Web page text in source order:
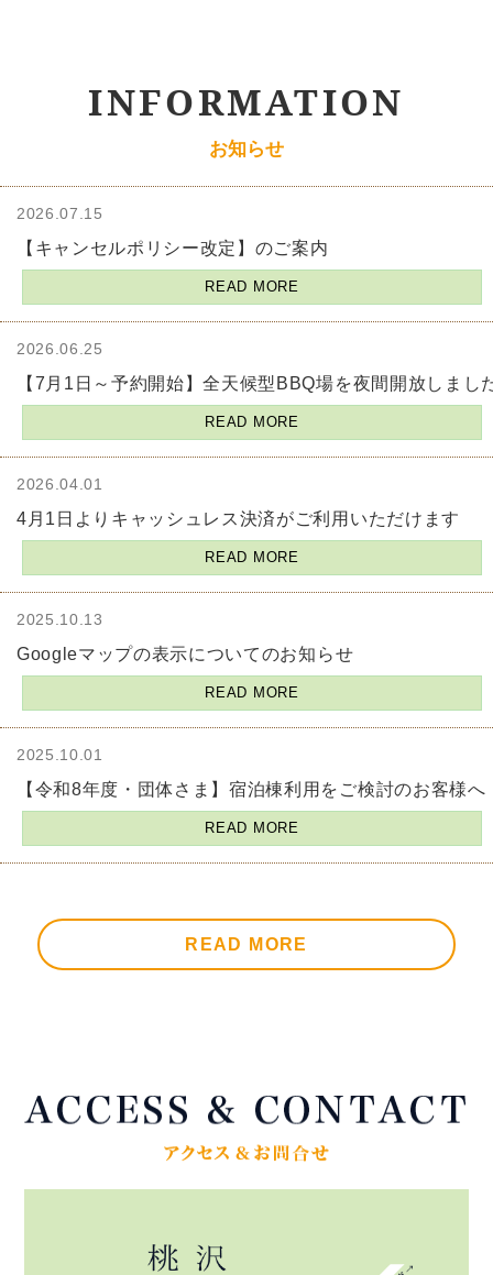
INFORMATION
お知らせ
2026.07.15
【キャンセルポリシー改定】のご案内
READ MORE
2026.06.25
【7月1日～予約開始】全天候型BBQ場を夜間開放しまし
READ MORE
2026.04.01
4月1日よりキャッシュレス決済がご利用いただけます
READ MORE
2025.10.13
Googleマップの表示についてのお知らせ
READ MORE
2025.10.01
【令和8年度・団体さま】宿泊棟利用をご検討のお客様へ
READ MORE
READ MORE